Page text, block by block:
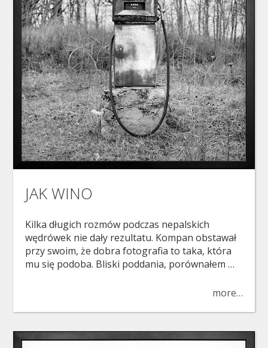
JAK WINO
Kilka długich rozmów podczas nepalskich
wędrówek nie dały rezultatu. Kompan obstawał
przy swoim, że dobra fotografia to taka, która
mu się podoba. Bliski poddania, porównałem …
more…